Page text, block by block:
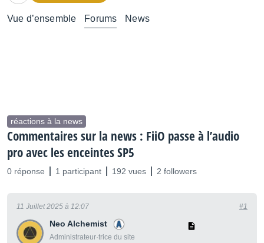
Vue d’ensemble Forums News
réactions à la news
Commentaires sur la news : FiiO passe à l’audio
pro avec les enceintes SP5
0 réponse 1 participant 192 vues 2 followers
Neo Alchemist
Administrateur·trice du site
11 Juillet 2025 à 12:07 #1